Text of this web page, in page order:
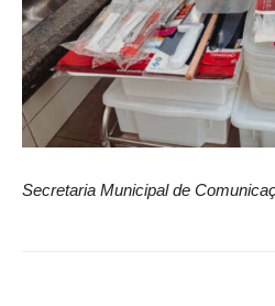
Secretaria Municipal de